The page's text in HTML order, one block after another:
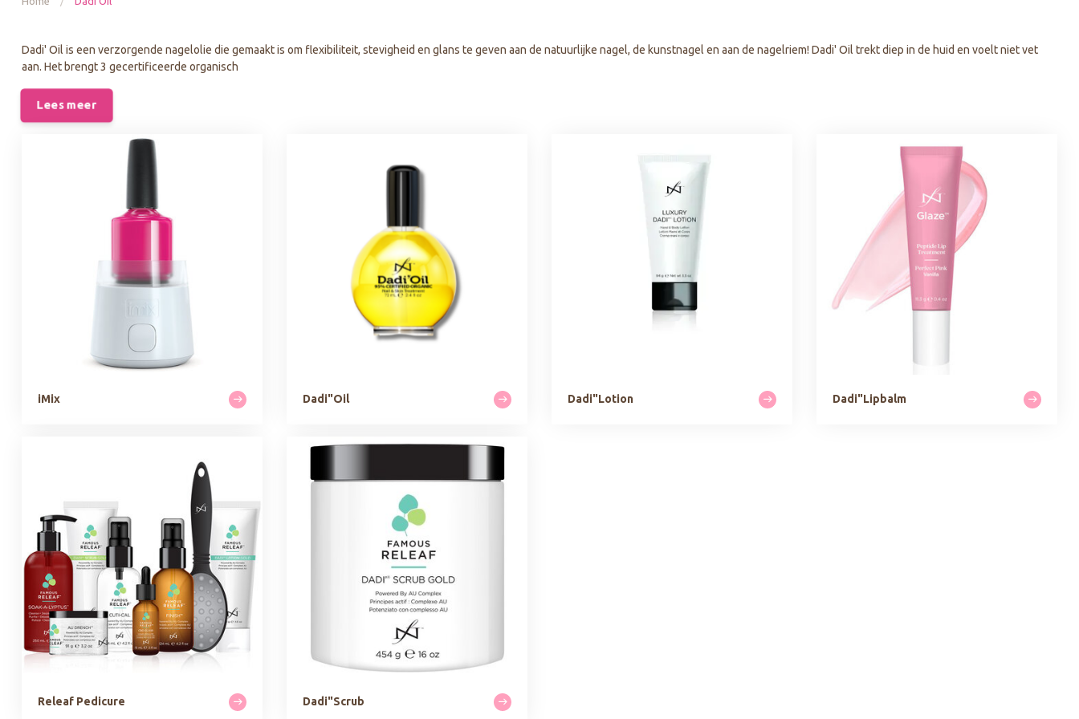
gaan.
Dadi' Oil is een verzorgende nagelolie die gemaakt is om flexibiliteit, stevigheid en glans te geven aan de natuurlijke nagel, de kunstnagel en aan de nagelriem! Dadi' Oil trekt diep in de huid en voelt niet vet
aan. Het brengt 3 gecertificeerde organisch
Lees meer
iMix Dadi"Oil Dadi"Lotion Dadi"Lipbalm
Releaf Pedicure Dadi"Scrub